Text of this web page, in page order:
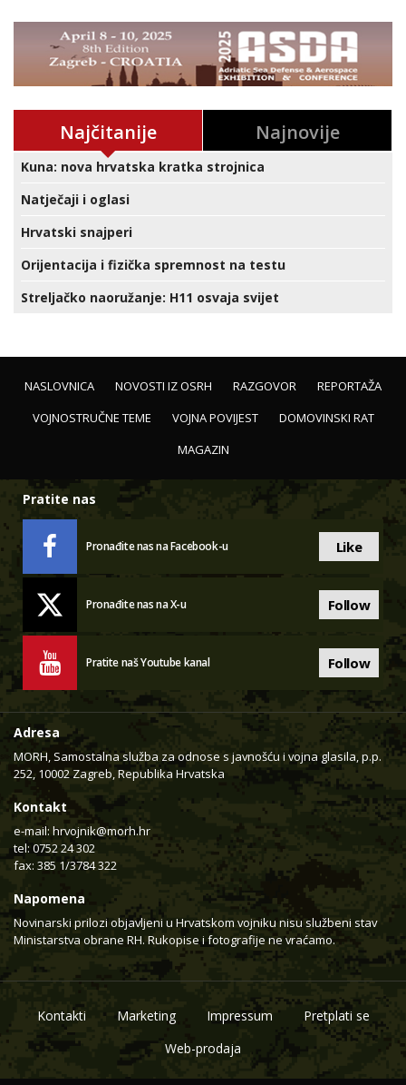
Najčitanije Najnovije
Kuna: nova hrvatska kratka strojnica
Natječaji i oglasi
Hrvatski snajperi
Orijentacija i fizička spremnost na testu
Streljačko naoružanje: H11 osvaja svijet
NASLOVNICA NOVOSTI IZ OSRH RAZGOVOR
REPORTAŽA
VOJNOSTRUČNE TEME
VOJNA POVIJEST
DOMOVINSKI RAT
MAGAZIN
Pratite nas
Pronađite nas na Facebook-u Like
Pronađite nas na X-u Follow
Pratite naš Youtube kanal Follow
Adresa
MORH, Samostalna služba za odnose s javnošću i vojna glasila, p.p.
252, 10002 Zagreb, Republika Hrvatska
Kontakt
e-mail: hrvojnik@morh.hr
tel: 0752 24 302
fax: 385 1/3784 322
Napomena
Novinarski prilozi objavljeni u Hrvatskom vojniku nisu službeni stav
Ministarstva obrane RH. Rukopise i fotografije ne vraćamo.
Kontakti Marketing Impressum
Pretplati se
Web-prodaja